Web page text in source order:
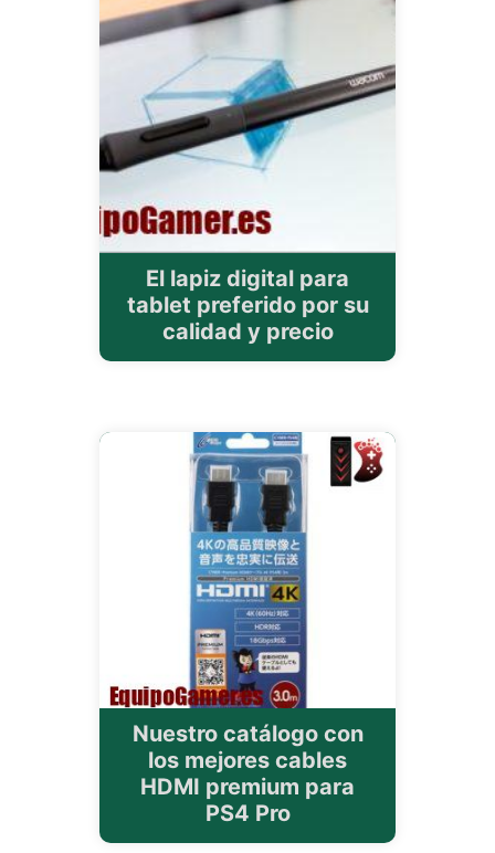
El lapiz digital para
tablet preferido por su
calidad y precio
Nuestro catálogo con
los mejores cables
HDMI premium para
PS4 Pro